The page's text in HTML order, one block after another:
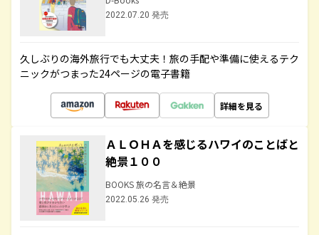
2022.07.20 発売
久しぶりの海外旅行でも大丈夫！旅の手配や準備に使えるテク
ニックがつまった24ページの電子書籍
詳細を見る
ＡＬＯＨＡを感じるハワイのことばと
絶景１００
BOOKS 旅の名言＆絶景
2022.05.26 発売